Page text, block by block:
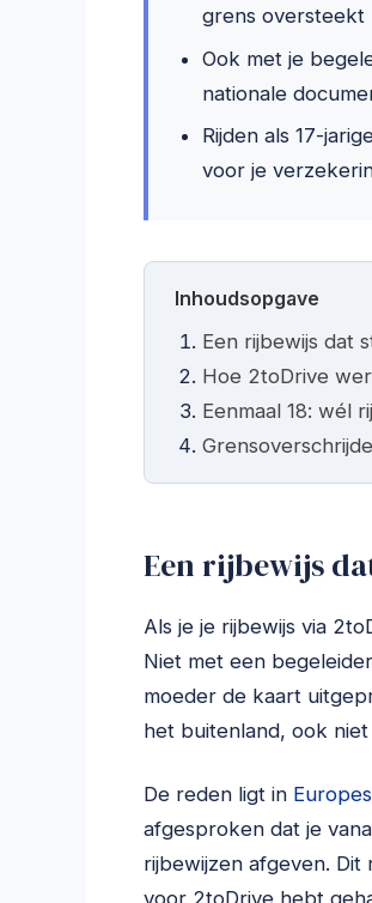
grens oversteekt
Ook met je
nationale
Rijden als 17-
voor je
Inhoudsopgave
Een rijbewijs dat
Hoe 2toDrive
Eenmaal 18: wél
Een rijbewijs
Als je je rijbewijs via
Niet met een
moeder de kaart
het buitenland, ook
De reden ligt in
afgesproken dat je
rijbewijzen afgeven. Dit
voor 2toDrive hebt